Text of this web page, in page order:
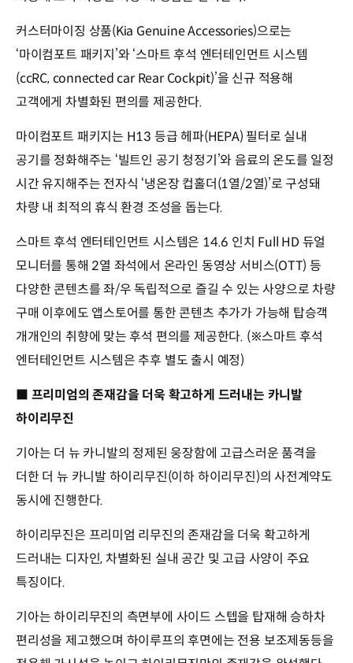
커스터마이징 상품(Kia Genuine Accessories)으로는
‘마이컴포트 패키지’와 ‘스마트 후석 엔터테인먼트 시스템
(ccRC, connected car Rear Cockpit)’을 신규 적용해
고객에게 차별화된 편의를 제공한다.
마이컴포트 패키지는 H13 등급 헤파(HEPA) 필터로 실내
공기를 정화해주는 ‘빌트인 공기 청정기’와 음료의 온도를 일정
시간 유지해주는 전자식 ‘냉온장 컵홀더(1열/2열)’로 구성돼
차량 내 최적의 휴식 환경 조성을 돕는다.
스마트 후석 엔터테인먼트 시스템은 14.6 인치 Full HD 듀얼
모니터를 통해 2열 좌석에서 온라인 동영상 서비스(OTT) 등
다양한 콘텐츠를 좌/우 독립적으로 즐길 수 있는 사양으로 차량
구매 이후에도 앱스토어를 통한 콘텐츠 추가가 가능해 탑승객
개개인의 취향에 맞는 후석 편의를 제공한다. (※스마트 후석
엔터테인먼트 시스템은 추후 별도 출시 예정)
■ 프리미엄의 존재감을 더욱 확고하게 드러내는 카니발
하이리무진
기아는 더 뉴 카니발의 정제된 웅장함에 고급스러운 품격을
더한 더 뉴 카니발 하이리무진(이하 하이리무진)의 사전계약도
동시에 진행한다.
하이리무진은 프리미엄 리무진의 존재감을 더욱 확고하게
드러내는 디자인, 차별화된 실내 공간 및 고급 사양이 주요
특징이다.
기아는 하이리무진의 측면부에 사이드 스텝을 탑재해 승하차
편리성을 제고했으며 하이루프의 후면에는 전용 보조제동등을